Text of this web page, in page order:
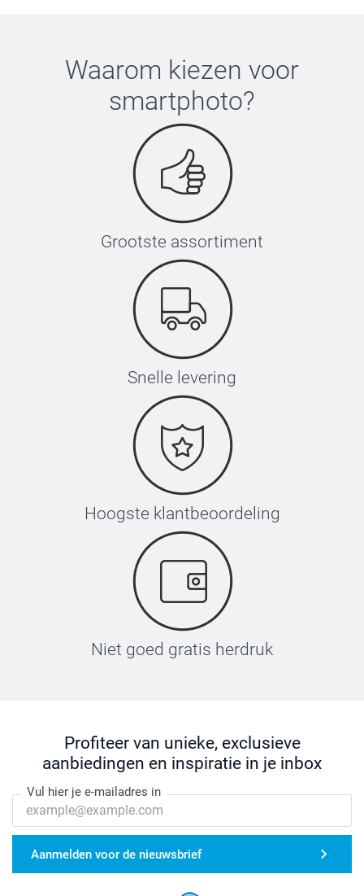
Waarom kiezen voor
smartphoto?
Grootste assortiment
Snelle levering
Hoogste klantbeoordeling
Niet goed gratis herdruk
Profiteer van unieke, exclusieve
aanbiedingen en inspiratie in je inbox
Vul hier je e-mailadres in
Aanmelden voor de nieuwsbrief